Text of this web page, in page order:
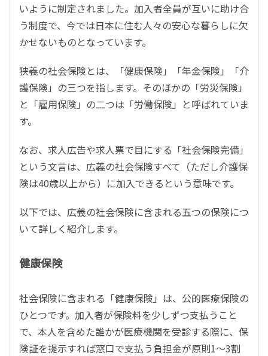
いように制定されました。加入者全員が互いに助け合
う制度で、今では日本に住む人々の安心な暮らしに欠
かせないものとなっています。
狭義の社会保険とは、「健康保険」「年金保険」「介
護保険」の三つを指します。そのほかの「労災保険」
と「雇用保険」の二つは「労働保険」と呼ばれていま
す。
なお、求人広告や求人票で目にする「社会保険完備」
という文言は、広義の社会保険すべて（ただし介護保
険は40歳以上から）に加入できるという意味です。
以下では、広義の社会保険に含まれる五つの保険につ
いて詳しく紹介します。
健康保険
社会保険に含まれる「健康保険」は、公的医療保険の
ひとつです。加入者が保険料を少しずつ支払うこと
で、本人を含めた誰かが医療機関を受診する際に、保
険証を提示すれば窓口で支払う負担金が原則1～3割